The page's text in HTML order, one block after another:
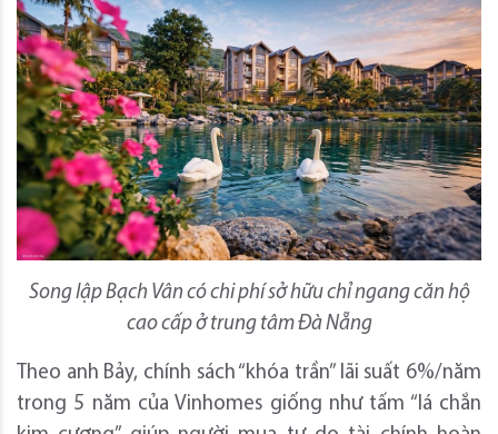
Song lập Bạch Vân có chi phí sở hữu chỉ ngang căn hộ
cao cấp ở trung tâm Đà Nẵng
Theo anh Bảy, chính sách “khóa trần” lãi suất 6%/năm
trong 5 năm của Vinhomes giống như tấm “lá chắn